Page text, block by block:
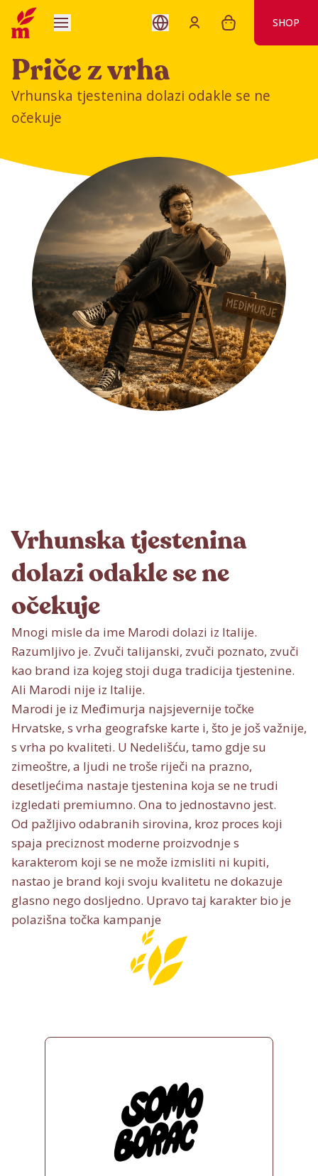
SHOP
Priče z vrha
Vrhunska tjestenina dolazi odakle se ne
očekuje
Vrhunska tjestenina
dolazi odakle se ne
očekuje
Mnogi misle da ime Marodi dolazi iz Italije.
Razumljivo je. Zvuči talijanski, zvuči poznato, zvuči
kao brand iza kojeg stoji duga tradicija tjestenine.
Ali Marodi nije iz Italije.
Marodi je iz Međimurja najsjevernije točke
Hrvatske, s vrha geografske karte i, što je još važnije,
s vrha po kvaliteti. U Nedelišću, tamo gdje su
zimeoštre, a ljudi ne troše riječi na prazno,
desetljećima nastaje tjestenina koja se ne trudi
izgledati premiumno. Ona to jednostavno jest.
Od pažljivo odabranih sirovina, kroz proces koji
spaja preciznost moderne proizvodnje s
karakterom koji se ne može izmisliti ni kupiti,
nastao je brand koji svoju kvalitetu ne dokazuje
glasno nego dosljedno. Upravo taj karakter bio je
polazišna točka kampanje